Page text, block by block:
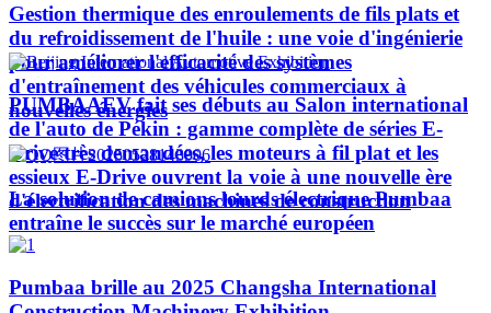
Gestion thermique des enroulements de fils plats et
du refroidissement de l'huile : une voie d'ingénierie
pour améliorer l'efficacité des systèmes
d'entraînement des véhicules commerciaux à
nouvelles énergies
PUMBAAEV fait ses débuts au Salon international
de l'auto de Pékin : gamme complète de séries E-
Drive très demandées, les moteurs à fil plat et les
essieux E-Drive ouvrent la voie à une nouvelle ère
d'électrification des machines de construction
La solution de camions lourds électrique Pumbaa
entraîne le succès sur le marché européen
Pumbaa brille au 2025 Changsha International